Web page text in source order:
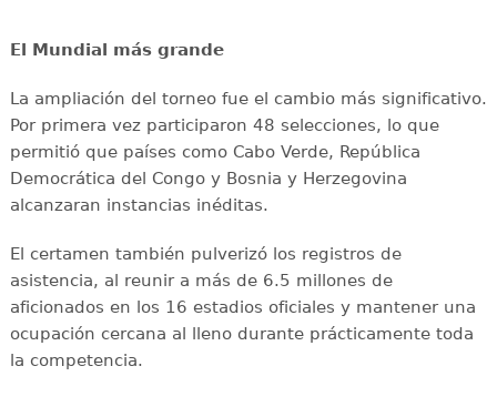
El Mundial más grande
La ampliación del torneo fue el cambio más significativo.
Por primera vez participaron 48 selecciones, lo que
permitió que países como Cabo Verde, República
Democrática del Congo y Bosnia y Herzegovina
alcanzaran instancias inéditas.
El certamen también pulverizó los registros de
asistencia, al reunir a más de 6.5 millones de
aficionados en los 16 estadios oficiales y mantener una
ocupación cercana al lleno durante prácticamente toda
la competencia.